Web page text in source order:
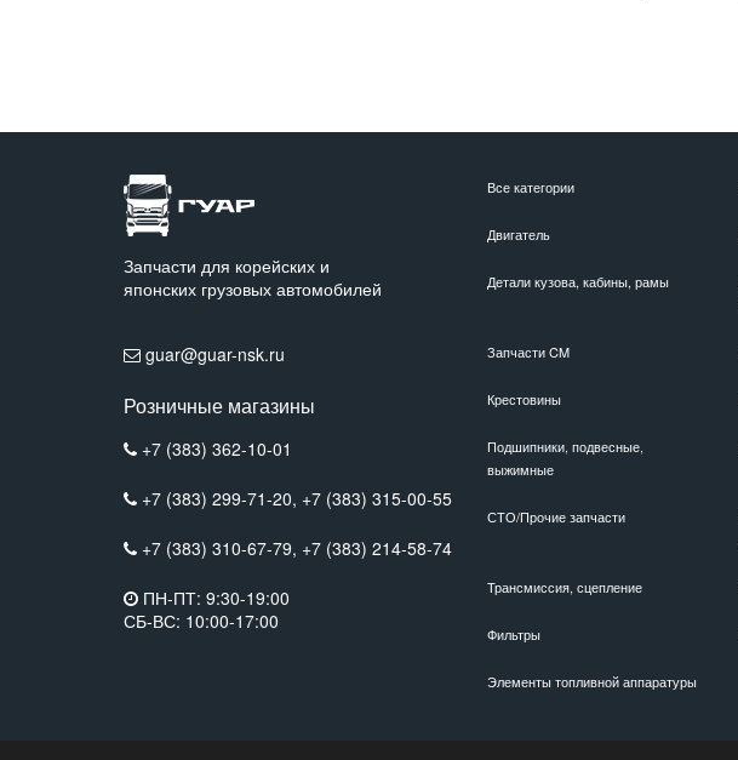
Запчасти для корейских и
японских грузовых автомобилей
guar@guar-nsk.ru
Розничные магазины
+7 (383) 362-10-01
+7 (383) 299-71-20, +7 (383) 315-00-55
+7 (383) 310-67-79, +7 (383) 214-58-74
ПН-ПТ: 9:30-19:00
СБ-ВС: 10:00-17:00
Все категории
Двигатель
Детали кузова, кабины, рамы
Запчасти CM
Крестовины
Подшипники, подвесные,
выжимные
СТО/Прочие запчасти
Трансмиссия, сцепление
Фильтры
Элементы топливной аппаратуры